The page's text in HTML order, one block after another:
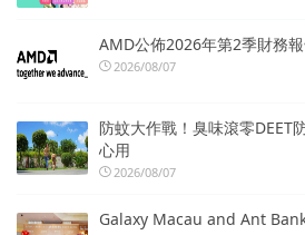
AMD公佈2026年第2季財務
2026/08/07
防蚊大作戰！臭味滾零DEET
心用
2026/08/07
Galaxy Macau and Ant